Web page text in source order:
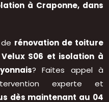
à Craponne, dans
rénovation de toiture
S06 et isolation à
? Faites appel à
experte et
dès maintenant au 04